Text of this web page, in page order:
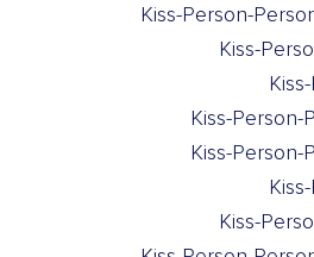
Kiss-Person-
Kiss-
Kiss-Person-
Kiss-Person-
Kiss-